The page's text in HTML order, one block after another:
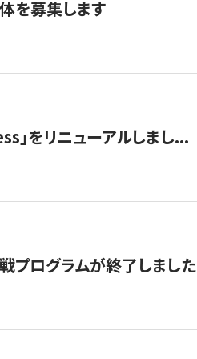
を募集します
」をリニューアルしまし...
プログラムが終了しました